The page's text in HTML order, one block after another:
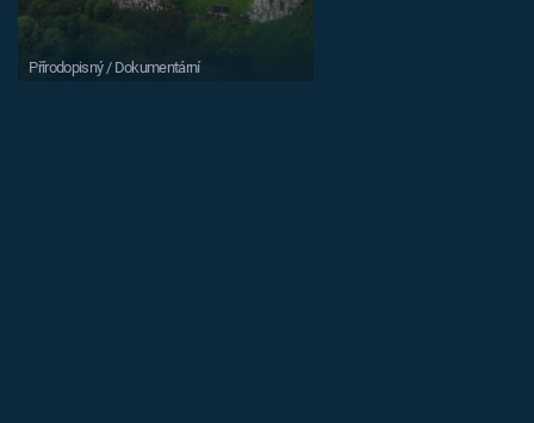
Přírodopisný / Dokumentární